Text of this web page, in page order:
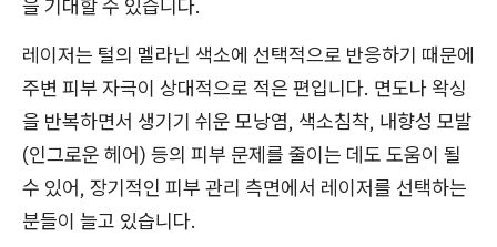
을 기대할 수 있습니다.
레이저는 털의 멜라닌 색소에 선택적으로 반응하기 때문에
주변 피부 자극이 상대적으로 적은 편입니다. 면도나 왁싱
을 반복하면서 생기기 쉬운 모낭염, 색소침착, 내향성 모발
(인그로운 헤어) 등의 피부 문제를 줄이는 데도 도움이 될
수 있어, 장기적인 피부 관리 측면에서 레이저를 선택하는
분들이 늘고 있습니다.